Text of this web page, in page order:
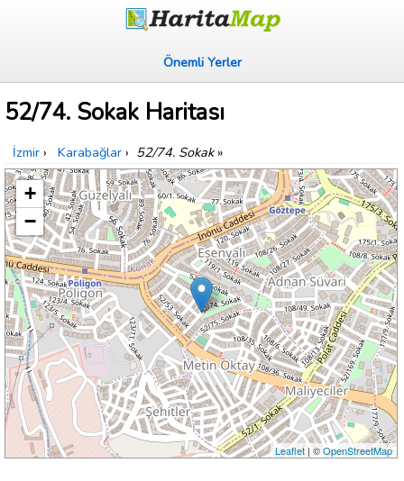
Önemli Yerler
52/74. Sokak Haritası
İzmir › Karabağlar › 52/74. Sokak»
+
−
Leaflet| ©OpenStreetMap